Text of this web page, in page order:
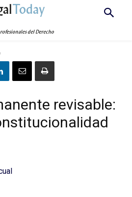
Today
del Derecho
revisable: